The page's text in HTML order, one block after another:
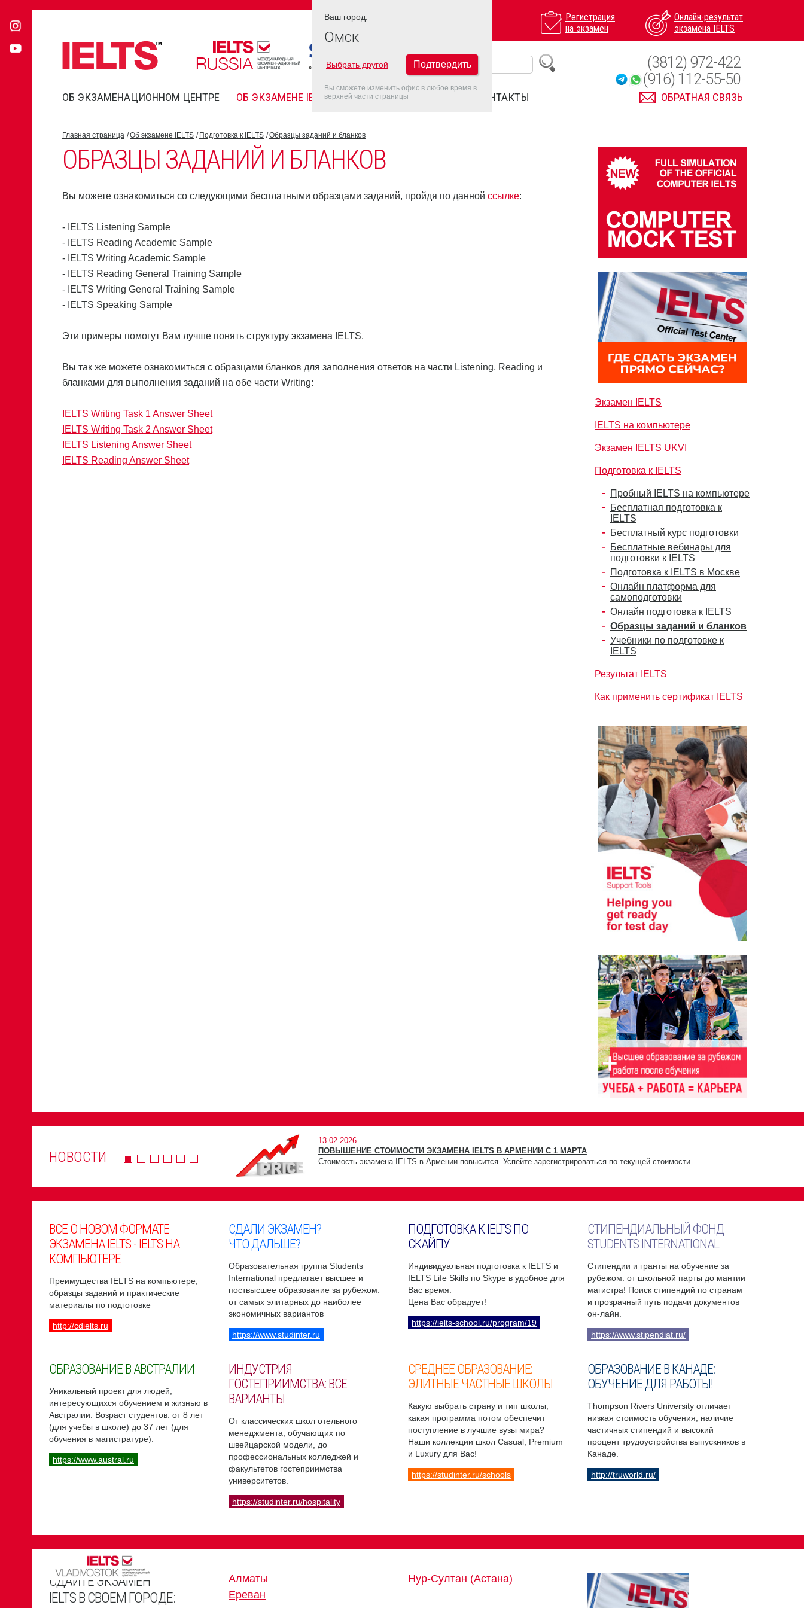
Регистрация
на экзамен
Онлайн-результат
экзамена IELTS
ОБ ЭКЗАМЕНАЦИОННОМ ЦЕНТРЕ ОБ ЭКЗАМЕНЕ IELTS FAQ ДАТЫ IELTS 2022 КОНТАКТЫ ОБРАТНАЯ СВЯЗЬ
(3812) 972-422
(916) 112-55-50
Главная страница Об экзамене IELTS Подготовка к IELTS Образцы заданий и бланков
ОБРАЗЦЫ ЗАДАНИЙ И БЛАНКОВ
Вы можете ознакомиться со следующими бесплатными образцами заданий, пройдя по данной ссылке:
- IELTS Listening Sample
- IELTS Reading Academic Sample
- IELTS Writing Academic Sample
- IELTS Reading General Training Sample
- IELTS Writing General Training Sample
- IELTS Speaking Sample
Эти примеры помогут Вам лучше понять структуру экзамена IELTS.
Вы так же можете ознакомиться с образцами бланков для заполнения ответов на части Listening, Reading и
бланками для выполнения заданий на обе части Writing:
IELTS Writing Task 1 Answer Sheet
IELTS Writing Task 2 Answer Sheet
IELTS Listening Answer Sheet
IELTS Reading Answer Sheet
Экзамен IELTS
IELTS на компьютере
Экзамен IELTS UKVI
Подготовка к IELTS
Пробный IELTS на компьютере
Бесплатная подготовка к
IELTS
Бесплатный курс подготовки
Бесплатные вебинары для
подготовки к IELTS
Подготовка к IELTS в Москве
Онлайн платформа для
самоподготовки
Онлайн подготовка к IELTS
Образцы заданий и бланков
Учебники по подготовке к
IELTS
Результат IELTS
Как применить сертификат IELTS
НОВОСТИ
13.02.2026
ПОВЫШЕНИЕ СТОИМОСТИ ЭКЗАМЕНА IELTS В АРМЕНИИ С 1 МАРТА
Стоимость экзамена IELTS в Армении повысится. Успейте зарегистрироваться по текущей стоимости
ВСЕ О НОВОМ ФОРМАТЕ
ЭКЗАМЕНА IELTS - IELTS НА
КОМПЬЮТЕРЕ
Преимущества IELTS на компьютере,
образцы заданий и практические
материалы по подготовке
http://cdielts.ru
СДАЛИ ЭКЗАМЕН?
ЧТО ДАЛЬШЕ?
Образовательная группа Students
International предлагает высшее и
поствысшее образование за рубежом:
от самых элитарных до наиболее
экономичных вариантов
https://www.studinter.ru
ПОДГОТОВКА К IELTS ПО
СКАЙПУ
Индивидуальная подготовка к IELTS и
IELTS Life Skills по Skype в удобное для
Вас время.
Цена Вас обрадует!
https://ielts-school.ru/program/19
СТИПЕНДИАЛЬНЫЙ ФОНД
STUDENTS INTERNATIONAL
Стипендии и гранты на обучение за
рубежом: от школьной парты до мантии
магистра! Поиск стипендий по странам
и прозрачный путь подачи документов
он-лайн.
https://www.stipendiat.ru/
ОБРАЗОВАНИЕ В АВСТРАЛИИ
Уникальный проект для людей,
интересующихся обучением и жизнью в
Австралии. Возраст студентов: от 8 лет
(для учебы в школе) до 37 лет (для
обучения в магистратуре).
https://www.austral.ru
ИНДУСТРИЯ
ГОСТЕПРИИМСТВА: ВСЕ
ВАРИАНТЫ
От классических школ отельного
менеджмента, обучающих по
швейцарской модели, до
профессиональных колледжей и
факультетов гостеприимства
университетов.
https://studinter.ru/hospitality
СРЕДНЕЕ ОБРАЗОВАНИЕ:
ЭЛИТНЫЕ ЧАСТНЫЕ ШКОЛЫ
Какую выбрать страну и тип школы,
какая программа потом обеспечит
поступление в лучшие вузы мира?
Наши коллекции школ Casual, Premium
и Luxury для Вас!
https://studinter.ru/schools
ОБРАЗОВАНИЕ В КАНАДЕ:
ОБУЧЕНИЕ ДЛЯ РАБОТЫ!
Thompson Rivers University отличает
низкая стоимость обучения, наличие
частичных стипендий и высокий
процент трудоустройства выпускников в
Канаде.
http://truworld.ru/
СДАЙТЕ ЭКЗАМЕН
IELTS В СВОЕМ ГОРОДЕ:
Алматы
Ереван
Нур-Султан (Астана)
Ваш город:
Омск
Выбрать другой Подтвердить
Вы сможете изменить офис в любое время в
верхней части страницы